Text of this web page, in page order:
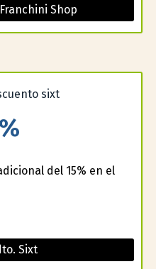
Shop
del 15% en el
Sixt